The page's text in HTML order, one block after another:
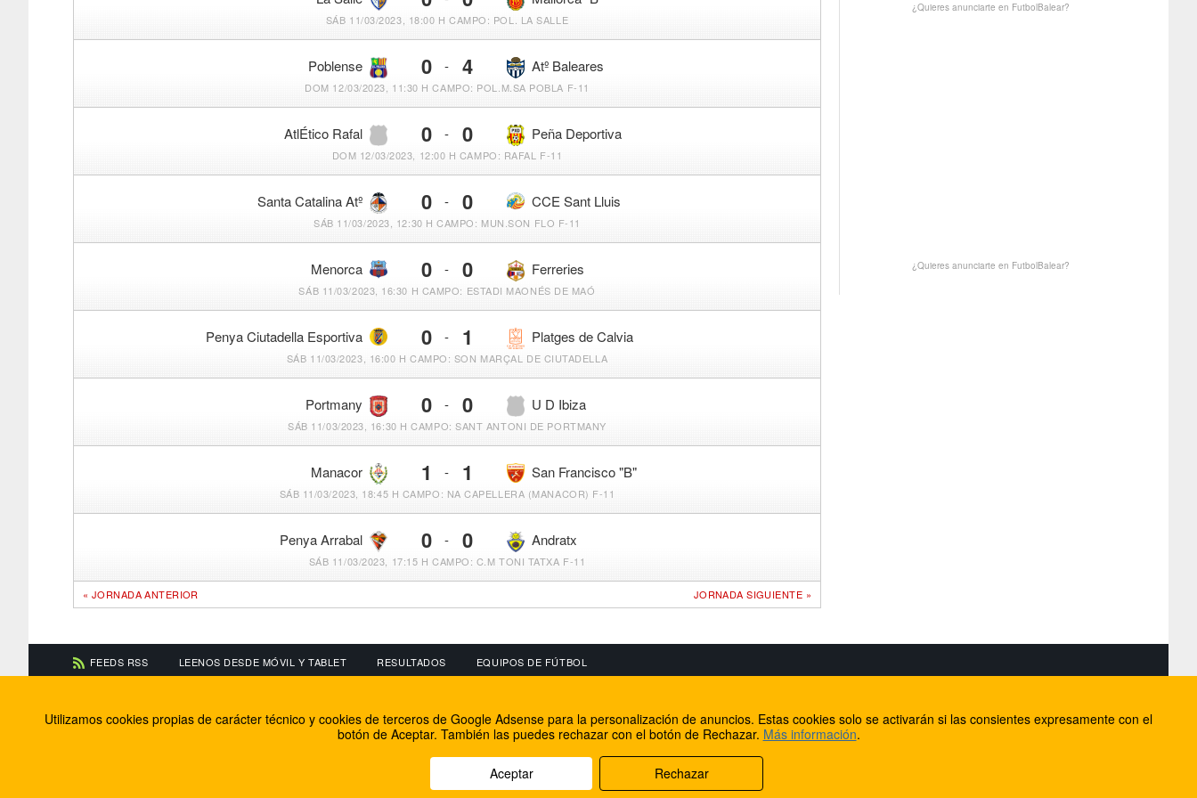
SÁB 11/03/2023, 18:00 H CAMPO: POL. LA SALLE
Poblense 0 - Atº Baleares
4
DOM 12/03/2023, 11:30 H CAMPO: POL.M.SA POBLA F-11
AtlÉtico Rafal 0 - Peña Deportiva
0
DOM 12/03/2023, 12:00 H CAMPO: RAFAL F-11
Santa Catalina Atº 0 - CCE Sant Lluis
0
SÁB 11/03/2023, 12:30 H CAMPO: MUN.SON FLO F-11
Menorca 0 - Ferreries
0
SÁB 11/03/2023, 16:30 H CAMPO: ESTADI MAONÉS DE MAÓ
Penya Ciutadella Esportiva 0 - Platges de Calvia
1
SÁB 11/03/2023, 16:00 H CAMPO: SON MARÇAL DE CIUTADELLA
Portmany 0 - U D Ibiza
0
SÁB 11/03/2023, 16:30 H CAMPO: SANT ANTONI DE PORTMANY
Manacor 1 - San Francisco "B"
1
SÁB 11/03/2023, 18:45 H CAMPO: NA CAPELLERA (MANACOR) F-11
Penya Arrabal 0 - Andratx
0
SÁB 11/03/2023, 17:15 H CAMPO: C.M TONI TATXA F-11
JORNADA SIGUIENTE »
« JORNADA ANTERIOR
¿Quieres anunciarte en FutbolBalear?
¿Quieres anunciarte en FutbolBalear?
FEEDS RSS LEENOS DESDE MÓVIL Y TABLET RESULTADOS EQUIPOS DE FÚTBOL
Información de contacto
El equipo de FútbolBalear
Soluciones Corporativas IP
Facebook
Twitter
Internet Rural Mallorca
Registro de dominios
Utilizamos cookies propias de carácter técnico y cookies de terceros de Google Adsense para la personalización de anuncios. Estas cookies solo se activarán si las consientes expresamente con el
botón de Aceptar. También las puedes rechazar con el botón de Rechazar. Más información.
Aceptar Rechazar